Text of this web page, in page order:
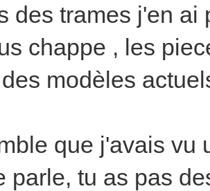
des trames j'en ai
chappe , les
modèles
que j'avais vu
parle, tu as pas